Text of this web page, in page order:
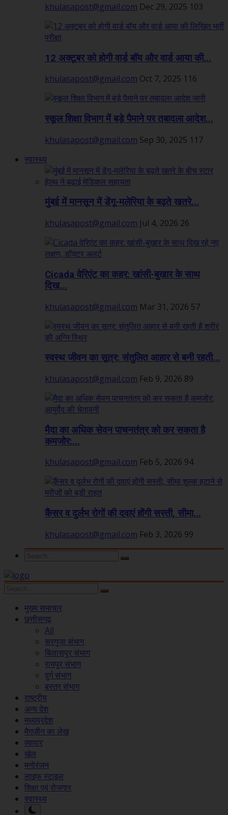
khulasapost@gmail.com Dec 29, 2025 103
12 अक्टूबर को होगी वार्ड बॉय और वार्ड आया की...
khulasapost@gmail.com Oct 7, 2025 116
स्कूल शिक्षा विभाग में बड़े पैमाने पर तबादला आदेश...
khulasapost@gmail.com Sep 30, 2025 117
स्वास्थ्य
मुंबई में मानसून में डेंगू-मलेरिया के बढ़ते खतरे...
khulasapost@gmail.com Jul 4, 2026 26
Cicada वेरिएंट का कहर: खांसी-बुखार के साथ
दिख...
khulasapost@gmail.com Mar 31, 2026 57
स्वस्थ जीवन का सूत्र: संतुलित आहार से बनी रहती...
khulasapost@gmail.com Feb 9, 2026 89
मैदा का अधिक सेवन पाचनतंत्र को कर सकता है
कमजोर:...
khulasapost@gmail.com Feb 5, 2026 94
कैंसर व दुर्लभ रोगों की दवाएं होंगी सस्ती, सीमा...
khulasapost@gmail.com Feb 3, 2026 99
मुख्य समाचार
छत्तीसगढ़
All
सरगुजा संभाग
बिलासपुर संभाग
रायपुर संभाग
दुर्ग संभाग
बस्तर संभाग
राष्ट्रीय
अन्य देश
मध्यप्रदेश
मैगज़ीन का लेख
व्यापार
खेल
मनोरंजन
लाइफ स्टाइल
शिक्षा एवं रोजगार
स्वास्थ्य